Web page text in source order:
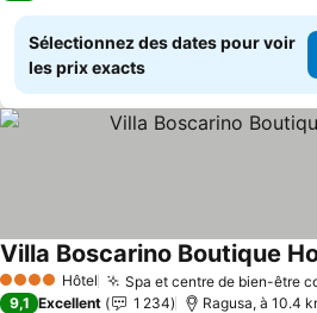
Sélectionnez des dates pour voir
les prix exacts
4 Étoiles Hôtel Spa et centre de bien-être
Villa Boscarino Boutique
9,1 Excellent 1 234 Ragusa, à 10.4